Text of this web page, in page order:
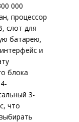
000
процессор
слот для
батарею,
и
блока
3-
что
И РАЗВИТИЯ
ДЛЯ
КОМПАНИЕЙ
ЗАЩИТЫ